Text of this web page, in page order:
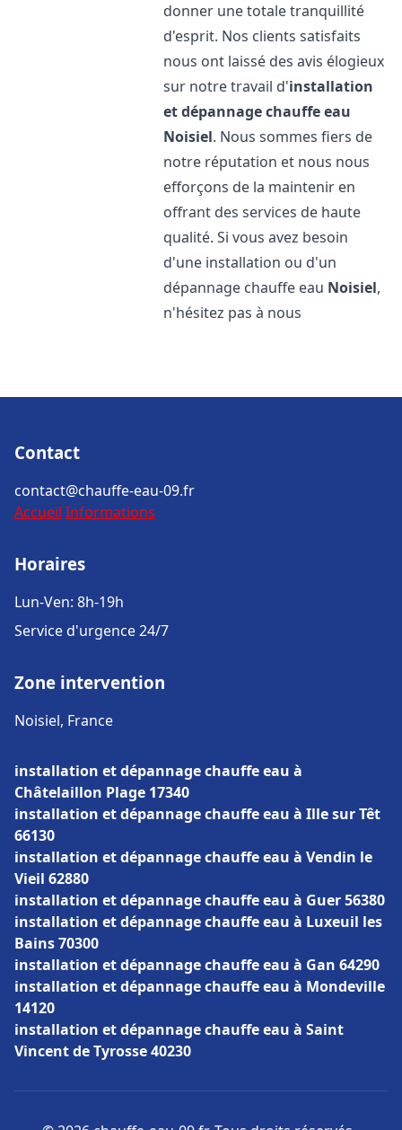
donner une totale tranquillité
d'esprit. Nos clients satisfaits
nous ont laissé des avis élogieux
sur notre travail d'installation
et dépannage chauffe eau
Noisiel. Nous sommes fiers de
notre réputation et nous nous
efforçons de la maintenir en
offrant des services de haute
qualité. Si vous avez besoin
d'une installation ou d'un
dépannage chauffe eau Noisiel,
n'hésitez pas à nous
Contact
contact@chauffe-eau-09.fr
Accueil Informations
Horaires
Lun-Ven: 8h-19h
Service d'urgence 24/7
Zone intervention
Noisiel, France
installation et dépannage chauffe eau à
Châtelaillon Plage 17340
installation et dépannage chauffe eau à Ille sur Têt
66130
installation et dépannage chauffe eau à Vendin le
Vieil 62880
installation et dépannage chauffe eau à Guer 56380
installation et dépannage chauffe eau à Luxeuil les
Bains 70300
installation et dépannage chauffe eau à Gan 64290
installation et dépannage chauffe eau à Mondeville
14120
installation et dépannage chauffe eau à Saint
Vincent de Tyrosse 40230